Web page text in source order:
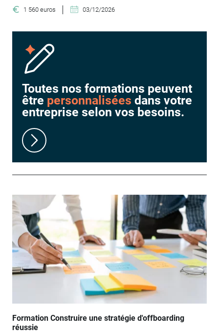
1 560 euros 03/12/2026
Toutes nos formations peuvent
être personnalisées dans votre
entreprise selon vos besoins.
Formation Construire une stratégie d'offboarding
réussie